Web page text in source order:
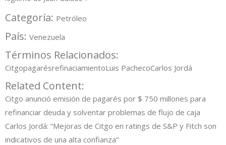
Categoría: Petróleo
País: Venezuela
Términos Relacionados:
CitgopagarésrefinaciamientoLuis PachecoCarlos Jordá
Related Content:
Citgo anunció emisión de pagarés por $ 750 millones para
refinanciar deuda y solventar problemas de flujo de caja
Carlos Jordá: “Mejoras de Citgo en ratings de S&P y Fitch son
indicativos de una alta confianza”